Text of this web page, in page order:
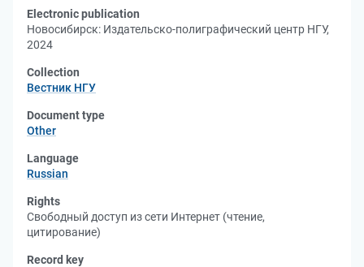
Electronic publication
Новосибирск: Издательско-полиграфический центр НГУ,
2024
Collection
Вестник НГУ
Document type
Other
Language
Russian
Rights
Свободный доступ из сети Интернет (чтение,
цитирование)
Record key